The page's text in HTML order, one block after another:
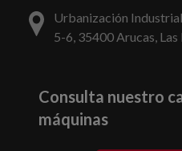
Urbanización
5-6, 35400 Arucas, Las
Consulta nuestro
máquinas